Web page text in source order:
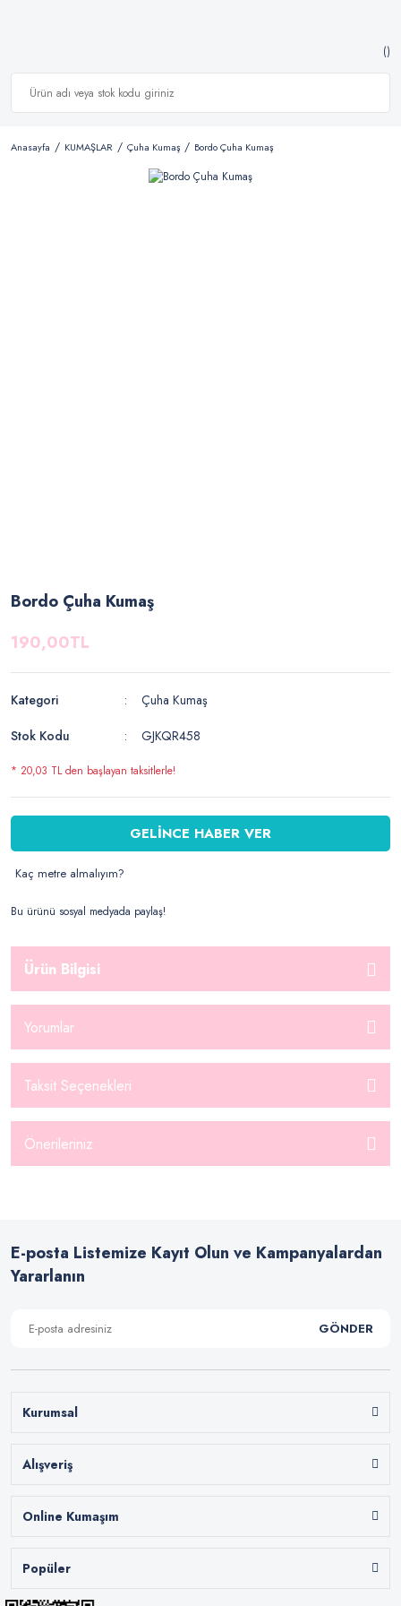
Anasayfa KUMAŞLAR Çuha Kumaş Bordo Çuha Kumaş
Bordo Çuha Kumaş
190,00TL
Kategori
Çuha Kumaş
Stok Kodu
GJKQR458
* 20,03 TL den başlayan taksitlerle!
GELİNCE HABER VER
Kaç metre almalıyım?
Bu ürünü sosyal medyada paylaş!
Ürün Bilgisi
Yorumlar
Taksit Seçenekleri
Önerileriniz
E-posta Listemize Kayıt Olun ve Kampanyalardan
Yararlanın
GÖNDER
Kurumsal
Alışveriş
Online Kumaşım
Popüler